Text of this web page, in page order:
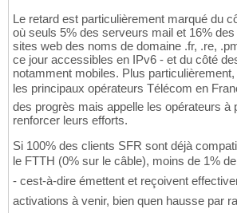
Le retard est particulièrement marqué du
où seuls 5% des serveurs mail et 16%
sites web des noms de domaine .fr, .re,
ce jour accessibles en IPv6 - et du côté
notamment mobiles. Plus
les principaux opérateurs Télécom en
des progrès mais appelle les opérateurs à
renforcer leurs efforts.
Si 100% des clients SFR sont déjà
le FTTH (0% sur le câble), moins de 1%
- cest-à-dire émettent et reçoivent
activations à venir, bien quen hausse par